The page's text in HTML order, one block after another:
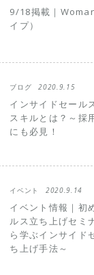
9/18掲載｜
イプ）
ブログ 2020.9.15
インサイドセール
スキルとは？～採
にも必見！
イベント 2020.9.14
イベント情報｜初
ルス立ち上げセミ
ら学ぶインサイド
ち上げ手法～